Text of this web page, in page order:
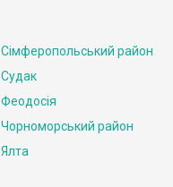
Сімферопольський район
Судак
Феодосія
Чорноморський район
Ялта